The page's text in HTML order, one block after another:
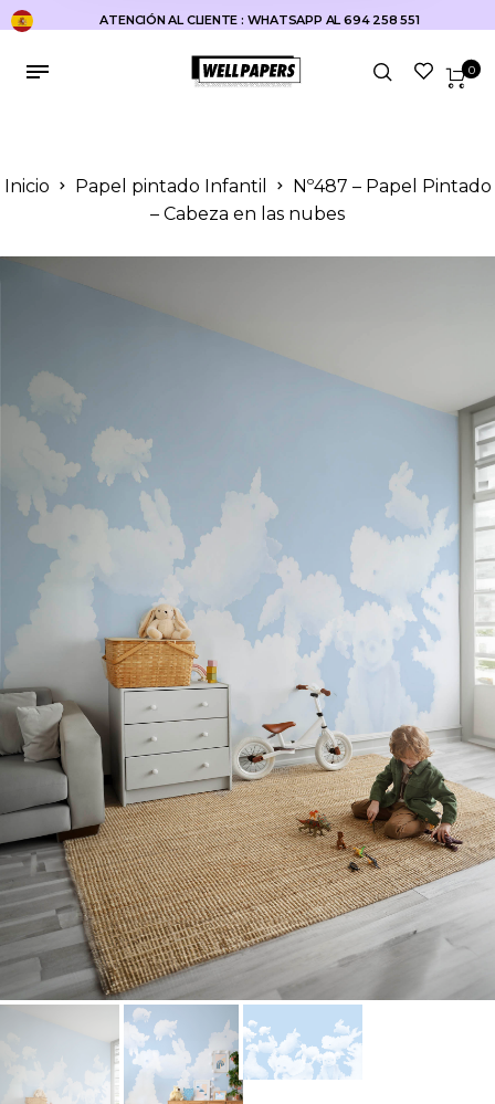
ATENCIÓN AL CLIENTE : WHATSAPP AL 694 258 551
0
Inicio Papel pintado Infantil
Nº487 – Papel Pintado
– Cabeza en las nubes